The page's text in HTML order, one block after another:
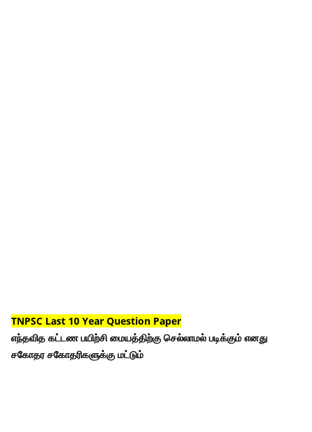
TNPSC Last 10 Year Question Paper
எந்தவித கட்டண பயிற்சி மையத்திற்கு செல்லாமல் படிக்கும் எனது
சகோதர சகோதரிகளுக்கு மட்டும்